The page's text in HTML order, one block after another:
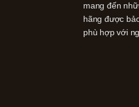
mang đến
hãng được
phù hợp với